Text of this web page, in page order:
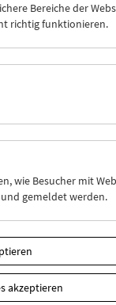
Bereiche der
richtig funktionieren.
wie Besucher mit
gemeldet werden.
akzeptieren